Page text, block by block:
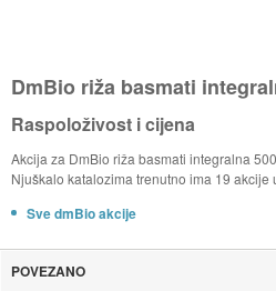
DmBio riža basmati
Raspoloživost i cijena
Akcija za DmBio riža basmati integralna
Njuškalo katalozima trenutno ima 19 akcije
Sve dmBio akcije
POVEZANO